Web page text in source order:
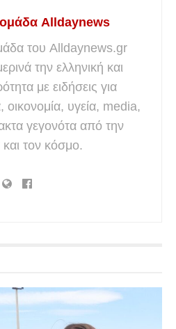
ομάδα Alldaynews
του Alldaynews.gr
την ελληνική και
με ειδήσεις για
οικονομία, υγεία, media,
γεγονότα από την
τον κόσμο.